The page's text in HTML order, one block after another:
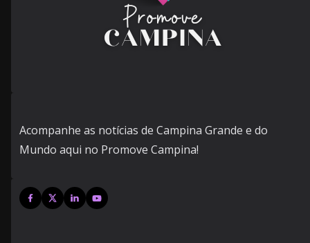
Acompanhe as notícias de Campina Grande e do
Mundo aqui no Promove Campina!